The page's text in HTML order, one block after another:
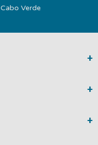
Cabo Verde